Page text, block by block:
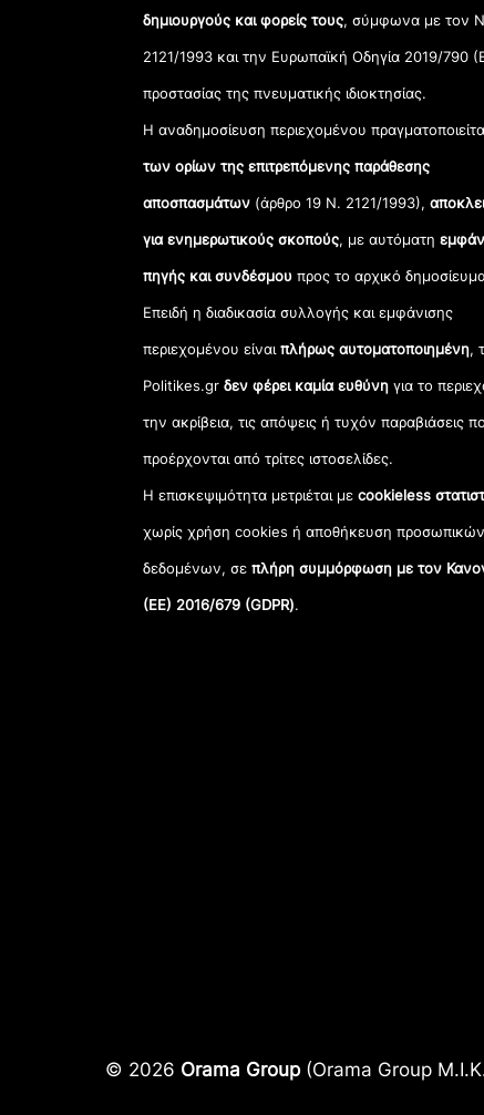
δημιουργούς και φορείς τους, σύμφωνα με τον
2121/1993 και την Ευρωπαϊκή Οδηγία 2019/790
προστασίας της πνευματικής ιδιοκτησίας.
Η αναδημοσίευση περιεχομένου
των ορίων της επιτρεπόμενης παράθεσης
αποσπασμάτων (άρθρο 19 Ν. 2121/1993),
για ενημερωτικούς σκοπούς, με αυτόματη
πηγής και συνδέσμου προς το αρχικό
Επειδή η διαδικασία συλλογής και εμφάνισης
περιεχομένου είναιπλήρως αυτοματοποιημένη,
Politikes.grδεν φέρει καμία ευθύνη για το
την ακρίβεια, τις απόψεις ή τυχόν παραβιάσεις
προέρχονται από τρίτες ιστοσελίδες.
Η επισκεψιμότητα μετριέται μεcookieless
χωρίς χρήση cookies ή αποθήκευση προσωπικών
δεδομένων, σεπλήρη συμμόρφωση με τον
(ΕΕ) 2016/679 (GDPR).
© 2026 Orama Group(Orama Group